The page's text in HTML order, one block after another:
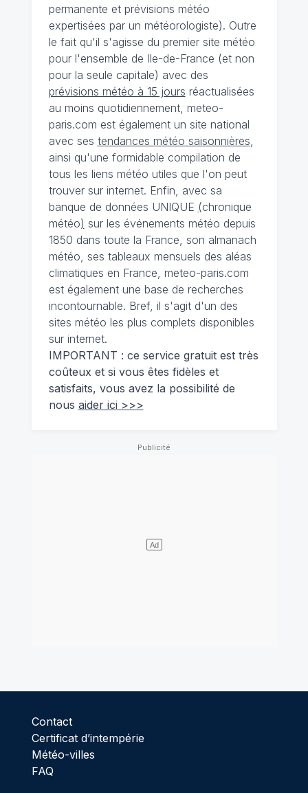
permanente et prévisions météo
expertisées par un météorologiste). Outre
le fait qu'il s'agisse du premier site météo
pour l'ensemble de Ile-de-France (et non
pour la seule capitale) avec des
prévisions météo à 15 jours réactualisées
au moins quotidiennement, meteo-
paris.com est également un site national
avec ses tendances météo saisonnières,
ainsi qu'une formidable compilation de
tous les liens météo utiles que l'on peut
trouver sur internet. Enfin, avec sa
banque de données UNIQUE (chronique
météo) sur les événements météo depuis
1850 dans toute la France, son almanach
météo, ses tableaux mensuels des aléas
climatiques en France, meteo-paris.com
est également une base de recherches
incontournable. Bref, il s'agit d'un des
sites météo les plus complets disponibles
sur internet.
IMPORTANT : ce service gratuit est très
coûteux et si vous êtes fidèles et
satisfaits, vous avez la possibilité de
nous aider ici >>>
Contact
Certificat d’intempérie
Météo-villes
FAQ